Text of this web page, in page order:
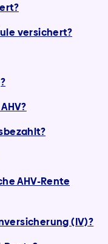
versichert?
AHV-Rente
(IV)?